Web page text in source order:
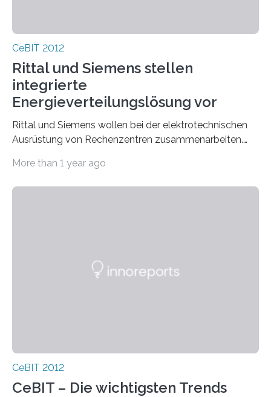
CeBIT 2012
Rittal und Siemens stellen
integrierte
Energieverteilungslösung vor
Rittal und Siemens wollen bei der elektrotechnischen
Ausrüstung von Rechenzentren zusammenarbeiten.
den…
More than 1 year ago
CeBIT 2012
CeBIT – Die wichtigsten Trends